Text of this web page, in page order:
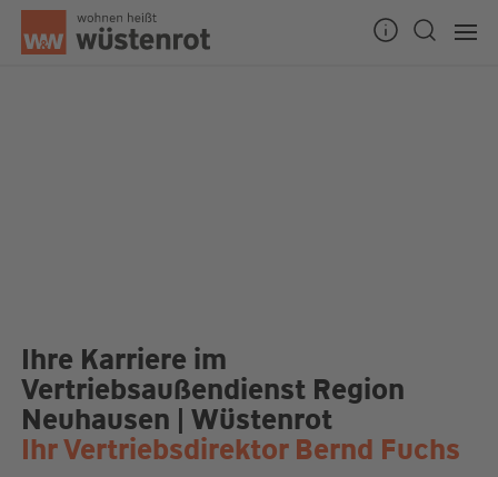
Ihre Karriere im
Vertriebsaußendienst Region
Neuhausen | Wüstenrot
Ihr Vertriebsdirektor Bernd Fuchs